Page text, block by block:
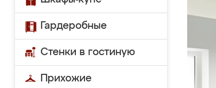
Гардеробные
Стенки в гостиную
Прихожие